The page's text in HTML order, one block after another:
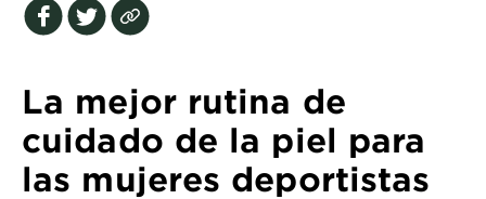
EXPLORE
Garnier
Key
Ingredients
La mejor rutina de
cuidado de la piel para
las mujeres deportistas